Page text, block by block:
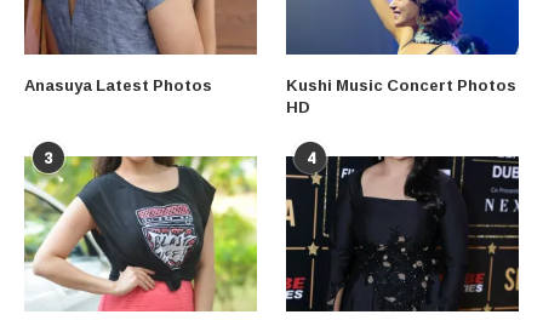
Anasuya Latest Photos Kushi Music Concert Photos
HD
3 4